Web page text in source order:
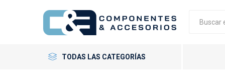
TODAS LAS CATEGORÍAS